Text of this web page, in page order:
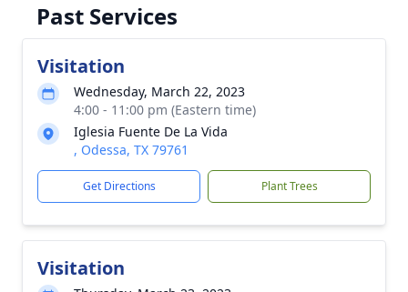
Past Services
Visitation
Wednesday, March 22, 2023
4:00 - 11:00 pm (Eastern time)
Iglesia Fuente De La Vida
, Odessa, TX 79761
Get Directions Plant Trees
Visitation